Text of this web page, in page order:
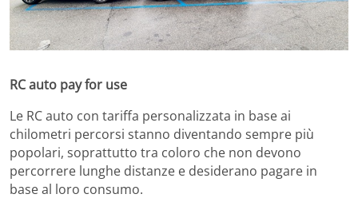
RC auto pay for use
Le RC auto con tariffa personalizzata in base ai
chilometri percorsi stanno diventando sempre più
popolari, soprattutto tra coloro che non devono
percorrere lunghe distanze e desiderano pagare in
base al loro consumo.